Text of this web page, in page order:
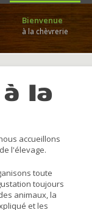
Bienvenue
à la chèvrerie
à la
accueillons
l'élevage.
toute
toujours
animaux, la
et les